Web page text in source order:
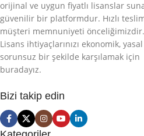
orijinal ve uygun fiyatlı lisanslar
güvenilir bir platformdur. Hızlı
müşteri memnuniyeti önceliğimizdir.
Lisans ihtiyaçlarınızı ekonomik,
sorunsuz bir şekilde karşılamak için
buradayız.
Bizi takip edin